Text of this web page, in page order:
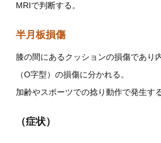
MRIで判断する。
半月板損傷
膝の間にあるクッションの損傷であり
（O字型）の損傷に分かれる。
加齢やスポーツでの捻り動作で発生する
（症状）